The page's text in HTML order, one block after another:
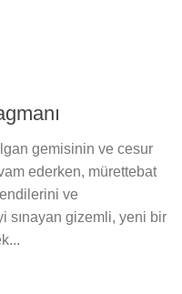
gemisinin ve cesur
ederken, mürettebat
ve
sınayan gizemli, yeni bir